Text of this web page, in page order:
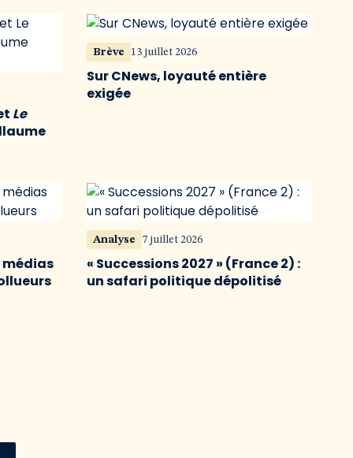
Le
Brève 13 juillet 2026
Sur CNews, loyauté entière
exigée
médias
Analyse 7 juillet 2026
« Successions 2027 » (France 2) :
un safari politique dépolitisé